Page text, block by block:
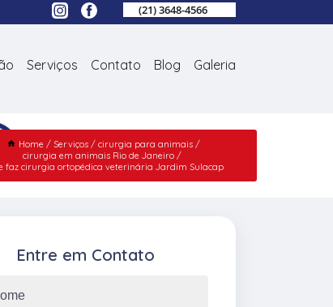
(21) 3648-4566
Serviços Contato Blog Galeria
Home Serviços
cirurgia para animais
cirurgia em animais Rio de Janeiro
faz cirurgia ortopédica veterinária Jardim Sulacap
Entre em Contato